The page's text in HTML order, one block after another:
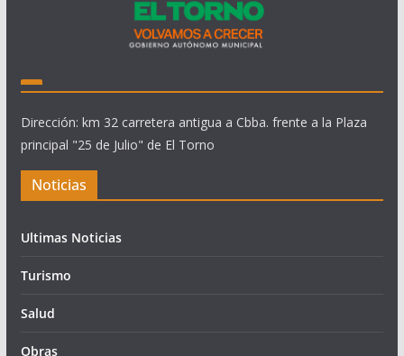
Dirección: km 32 carretera antigua a Cbba. frente a la Plaza
principal "25 de Julio" de El Torno
Noticias
Ultimas Noticias
Turismo
Salud
Obras